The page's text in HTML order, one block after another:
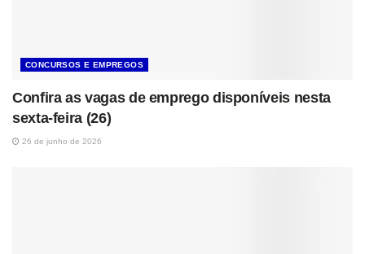
CONCURSOS E EMPREGOS
Confira as vagas de emprego disponíveis nesta
sexta-feira (26)
26 de junho de 2026